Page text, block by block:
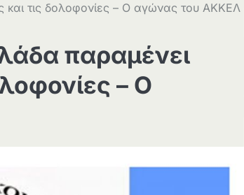
και τις δολοφονίες – Ο αγώνας του ΑΚΚΕΛ
παραμένει
– Ο